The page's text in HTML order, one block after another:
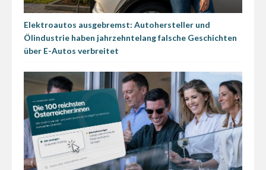
Elektroautos ausgebremst: Autohersteller und
Ölindustrie haben jahrzehntelang falsche Geschichten
über E-Autos verbreitet